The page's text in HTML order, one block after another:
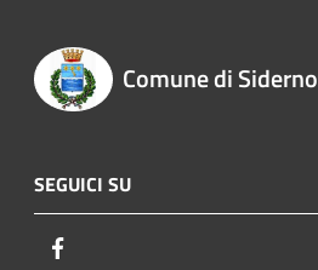
Comune di Siderno
SEGUICI SU